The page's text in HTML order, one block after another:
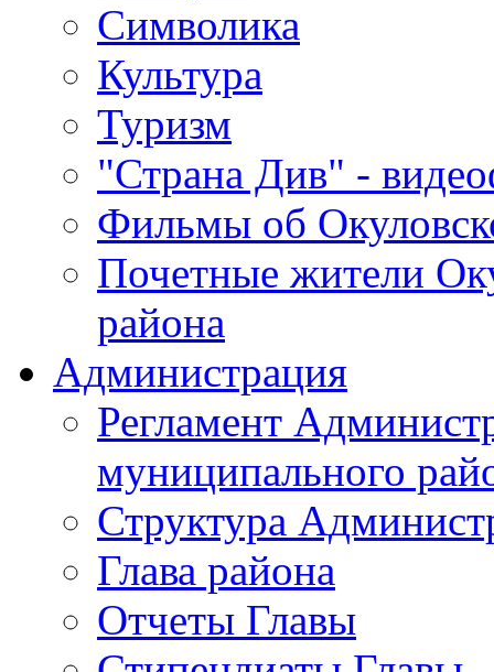
Символика
Культура
Туризм
"Страна Див" -
Фильмы об
Почетные жители
района
Администрация
Регламент
муниципального
Структура
Глава района
Отчеты Главы